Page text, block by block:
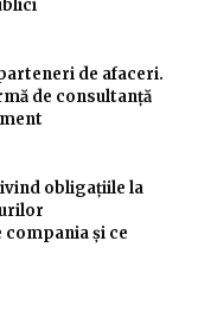
de afaceri.
de consultanță
obligațiile la
compania și ce